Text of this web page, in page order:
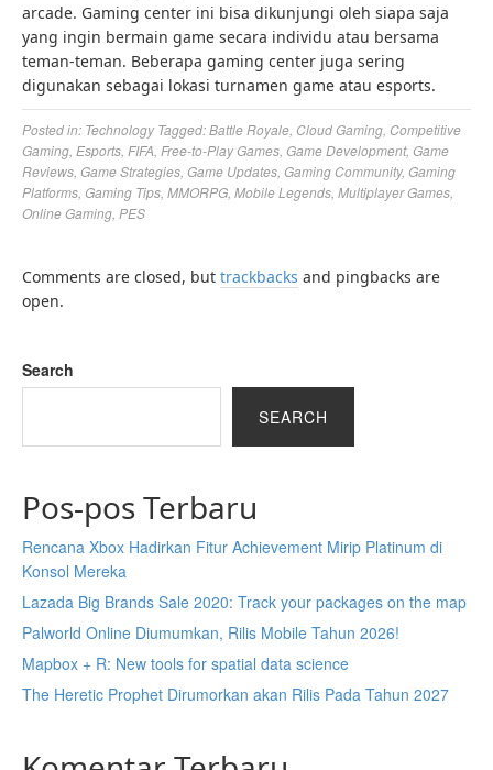
arcade. Gaming center ini bisa dikunjungi oleh siapa saja
yang ingin bermain game secara individu atau bersama
teman-teman. Beberapa gaming center juga sering
digunakan sebagai lokasi turnamen game atau esports.
Posted in: Technology Tagged:Battle Royale Cloud Gaming Competitive
Gaming Esports FIFA Free-to-Play Games Game Development, Game
Reviews Game Strategies Game Updates Gaming Community, Gaming
Platforms Gaming Tips MMORPG Mobile Legends Multiplayer Games
Online Gaming PES
Comments are closed, but trackbacks and pingbacks are
open.
Search
SEARCH
Pos-pos Terbaru
Rencana Xbox Hadirkan Fitur Achievement Mirip Platinum di
Konsol Mereka
Lazada Big Brands Sale 2020: Track your packages on the map
Palworld Online Diumumkan, Rilis Mobile Tahun 2026!
Mapbox + R: New tools for spatial data science
The Heretic Prophet Dirumorkan akan Rilis Pada Tahun 2027